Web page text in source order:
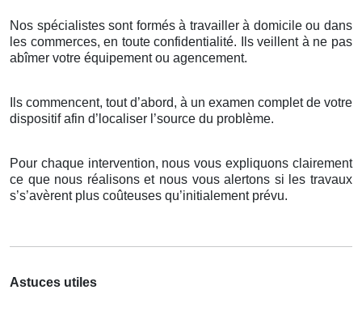
Nos spécialistes sont formés à travailler à domicile ou dans
les commerces, en toute confidentialité. Ils veillent à ne pas
abîmer votre équipement ou agencement.
Ils commencent, tout d’abord, à un examen complet de votre
dispositif afin d’localiser l’source du problème.
Pour chaque intervention, nous vous expliquons clairement
ce que nous réalisons et nous vous alertons si les travaux
s’s’avèrent plus coûteuses qu’initialement prévu.
Astuces utiles